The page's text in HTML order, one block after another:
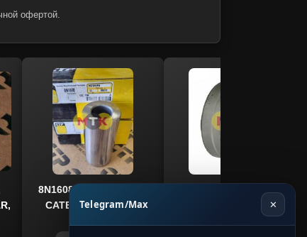
офертой.
8N1608 палец поршня
CATERPILLAR, CTP
Telegram/Max ✕